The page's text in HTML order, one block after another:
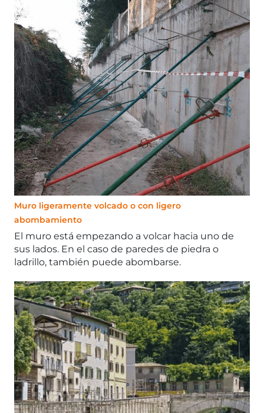
Muro ligeramente volcado o con ligero
abombamiento
El muro está empezando a volcar hacia uno de
sus lados. En el caso de paredes de piedra o
ladrillo, también puede abombarse.